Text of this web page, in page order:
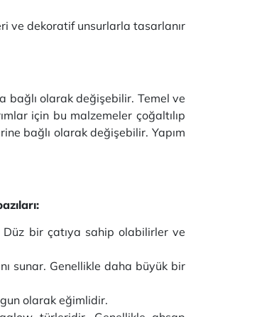
ve dekoratif unsurlarla tasarlanır
bağlı olarak değişebilir. Temel ve
için bu malzemeler çoğaltılıp
bağlı olarak değişebilir. Yapım
bir çatıya sahip olabilirler ve
sunar. Genellikle daha büyük bir
olarak eğimlidir.